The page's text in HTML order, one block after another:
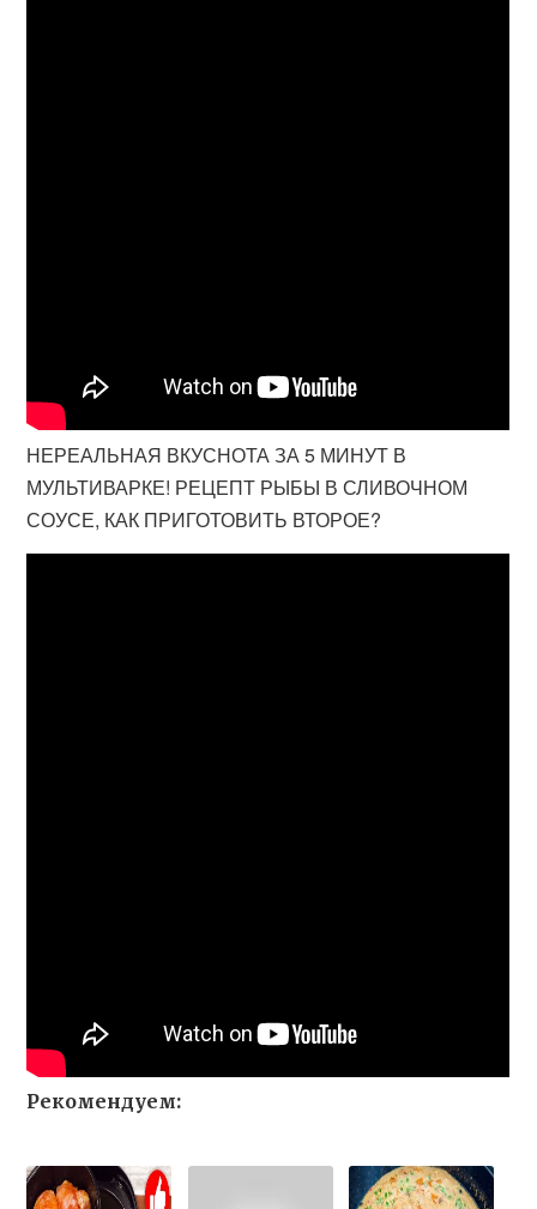
НЕРЕАЛЬНАЯ ВКУСНОТА ЗА 5 МИНУТ В
МУЛЬТИВАРКЕ! РЕЦЕПТ РЫБЫ В СЛИВОЧНОМ
СОУСЕ, КАК ПРИГОТОВИТЬ ВТОРОЕ?
Рекомендуем: